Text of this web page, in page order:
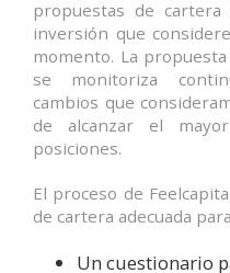
propuestas de
inversión que
momento. La
se monitoriza
cambios que
de alcanzar el
posiciones.
El proceso de
de cartera adecuada
Un cuestionario